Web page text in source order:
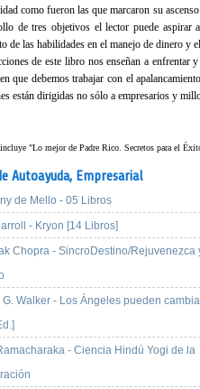
como fueron las que marcaron su
de tres objetivos el lector puede aspirar
de las habilidades en el manejo de dinero y
de este libro nos enseñan a
que debemos trabajar con el
están dirigidas no sólo a empresarios y
"Lo mejor de Padre Rico. Secretos para el
Autoayuda, Empresarial
de Mello - 05 Libros
- Kryon [14 Libros]
Chopra - SincroDestino/Rejuvenezca
G. Walker - Los Ángeles pueden
- Ciencia Hindú Yogi de la